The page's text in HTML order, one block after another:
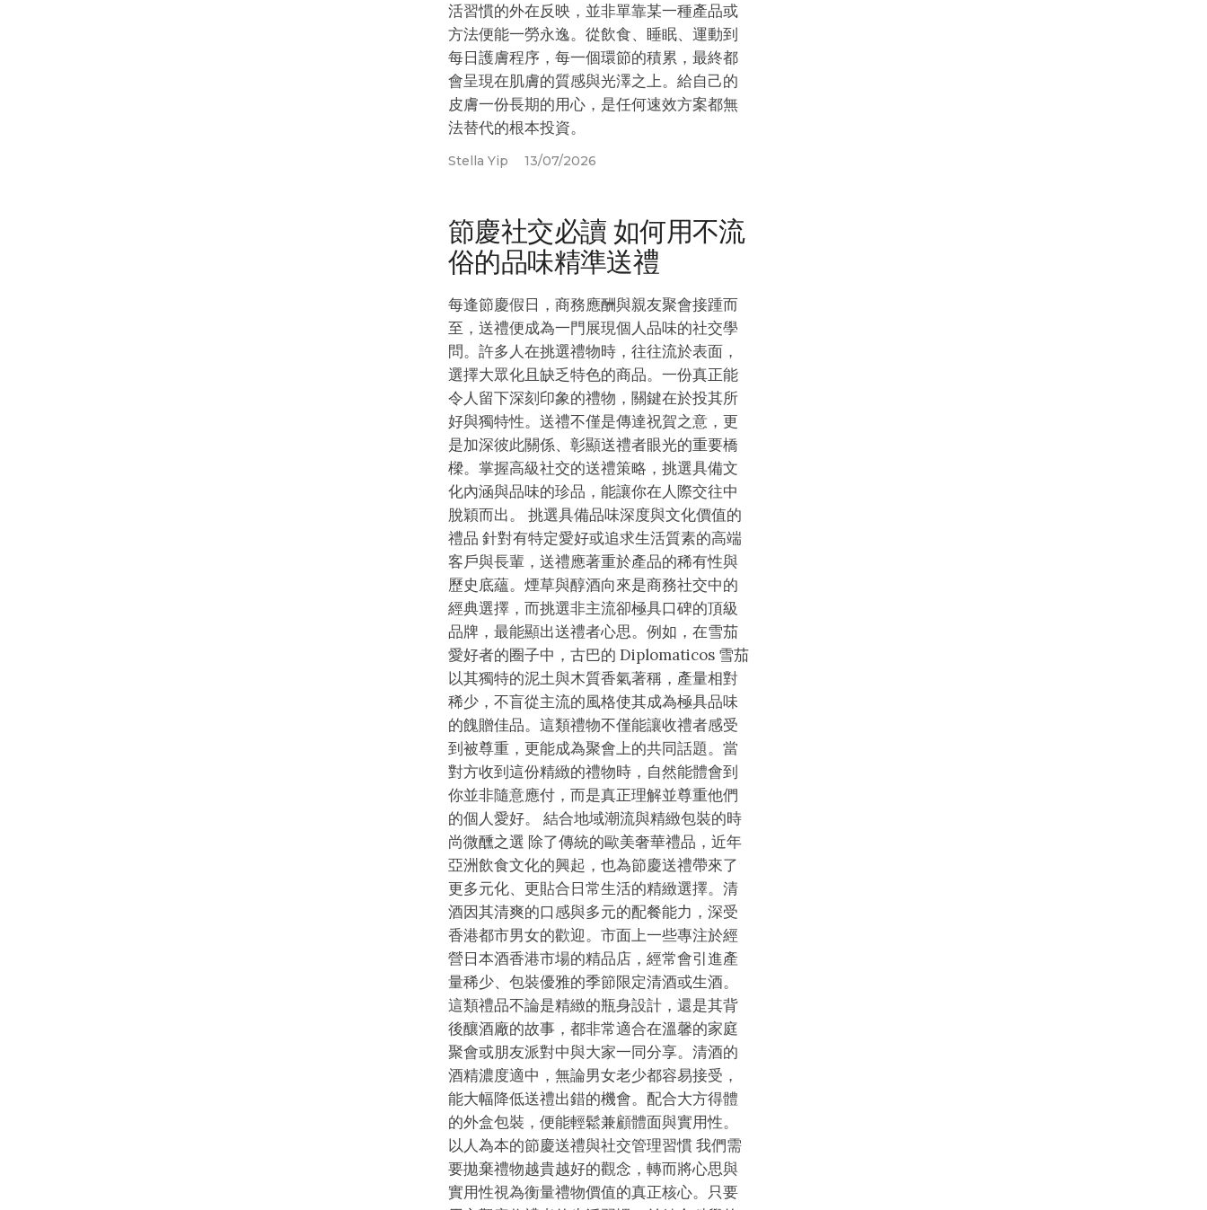
活習慣的外在反映，並非單靠某一種產品或
方法便能一勞永逸。從飲食、睡眠、運動到
每日護膚程序，每一個環節的積累，最終都
會呈現在肌膚的質感與光澤之上。給自己的
皮膚一份長期的用心，是任何速效方案都無
法替代的根本投資。
Stella Yip 13/07/2026
節慶社交必讀 如何用不流
俗的品味精準送禮
每逢節慶假日，商務應酬與親友聚會接踵而
至，送禮便成為一門展現個人品味的社交學
問。許多人在挑選禮物時，往往流於表面，
選擇大眾化且缺乏特色的商品。一份真正能
令人留下深刻印象的禮物，關鍵在於投其所
好與獨特性。送禮不僅是傳達祝賀之意，更
是加深彼此關係、彰顯送禮者眼光的重要橋
樑。掌握高級社交的送禮策略，挑選具備文
化內涵與品味的珍品，能讓你在人際交往中
脫穎而出。 挑選具備品味深度與文化價值的
禮品 針對有特定愛好或追求生活質素的高端
客戶與長輩，送禮應著重於產品的稀有性與
歷史底蘊。煙草與醇酒向來是商務社交中的
經典選擇，而挑選非主流卻極具口碑的頂級
品牌，最能顯出送禮者心思。例如，在雪茄
愛好者的圈子中，古巴的 Diplomaticos 雪茄
以其獨特的泥土與木質香氣著稱，產量相對
稀少，不盲從主流的風格使其成為極具品味
的餽贈佳品。這類禮物不僅能讓收禮者感受
到被尊重，更能成為聚會上的共同話題。當
對方收到這份精緻的禮物時，自然能體會到
你並非隨意應付，而是真正理解並尊重他們
的個人愛好。 結合地域潮流與精緻包裝的時
尚微醺之選 除了傳統的歐美奢華禮品，近年
亞洲飲食文化的興起，也為節慶送禮帶來了
更多元化、更貼合日常生活的精緻選擇。清
酒因其清爽的口感與多元的配餐能力，深受
香港都市男女的歡迎。市面上一些專注於經
營日本酒香港市場的精品店，經常會引進產
量稀少、包裝優雅的季節限定清酒或生酒。
這類禮品不論是精緻的瓶身設計，還是其背
後釀酒廠的故事，都非常適合在溫馨的家庭
聚會或朋友派對中與大家一同分享。清酒的
酒精濃度適中，無論男女老少都容易接受，
能大幅降低送禮出錯的機會。配合大方得體
的外盒包裝，便能輕鬆兼顧體面與實用性。
以人為本的節慶送禮與社交管理習慣 我們需
要拋棄禮物越貴越好的觀念，轉而將心思與
實用性視為衡量禮物價值的真正核心。只要